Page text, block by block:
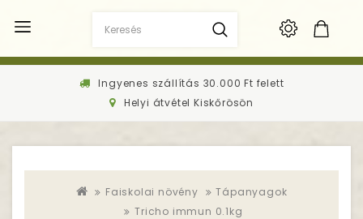
Ingyenes szállítás 30.000 Ft felett
Helyi átvétel Kiskőrösön
Faiskolai növény
Tápanyagok
Tricho immun 0.1kg